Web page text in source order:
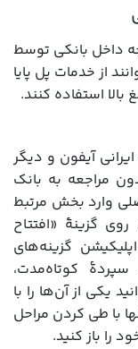
داخل بانکی توسط
از خدمات پل پایا
بالا استفاده کنند.
آیفون و دیگر
مراجعه به بانک
وارد بخش مرتبط
گزینۀ «افتتاح
گزینه‌های
کوتاه‌مدت،
یکی از آن‌ها را با
با طی کردن مراحل
باز کنید.